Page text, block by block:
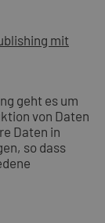
mit
geht es um
von Daten
Daten in
so dass